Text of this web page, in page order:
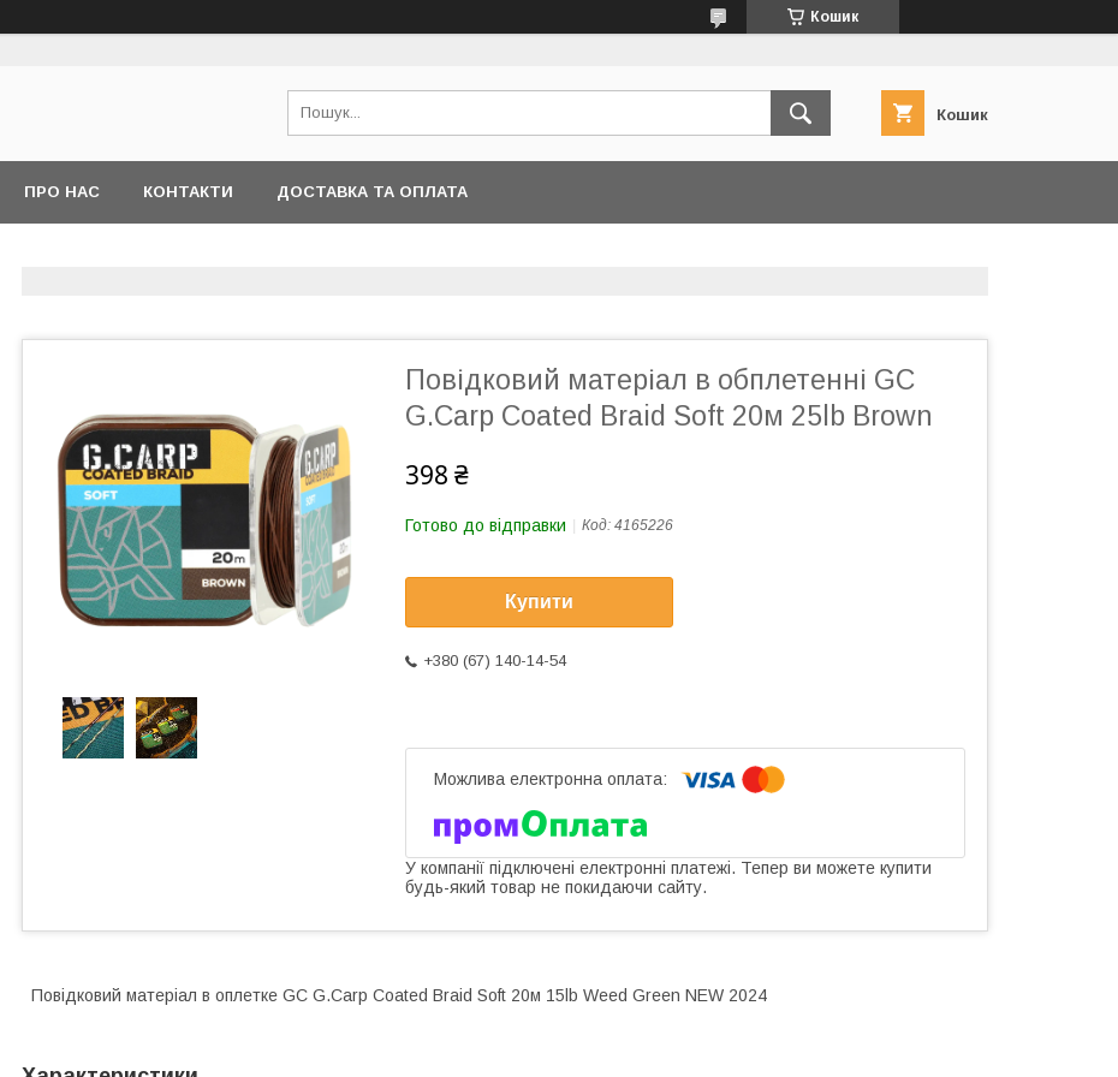
Кошик
Кошик
ПРО НАС КОНТАКТИ ДОСТАВКА ТА ОПЛАТА
Повідковий матеріал в обплетенні GC
G.Carp Coated Braid Soft 20м 25lb Brown
398 ₴
Готово до відправки Код: 4165226
Купити
+380 (67) 140-14-54
У компанії підключені електронні платежі. Тепер ви можете купити
будь-який товар не покидаючи сайту.
Повідковий матеріал в оплетке GC G.Carp Coated Braid Soft 20м 15lb Weed Green NEW 2024